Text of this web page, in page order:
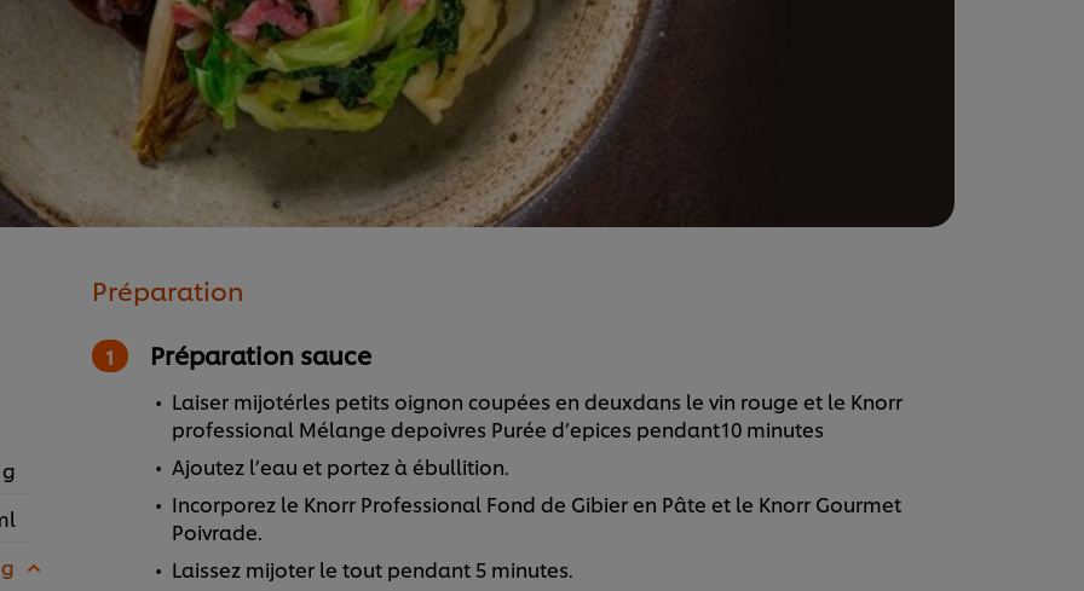
Préparation
Préparation sauce
Laiser mijotérles petits oignon coupées en deuxdans le vin rouge et le Knorr
professional Mélange depoivres Purée d’epices pendant10 minutes
Ajoutez l’eau et portez à ébullition.
Incorporez le Knorr Professional Fond de Gibier en Pâte et le Knorr Gourmet
Poivrade.
Laissez mijoter le tout pendant 5 minutes.